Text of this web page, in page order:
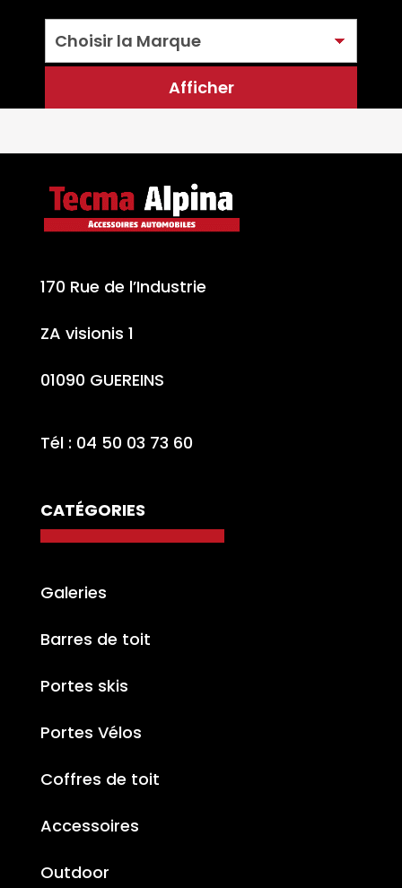
170 Rue de l’Industrie
ZA visionis 1
01090 GUEREINS
Tél : 04 50 03 73 60
CATÉGORIES
Galeries
Barres de toit
Portes skis
Portes Vélos
Coffres de toit
Accessoires
Outdoor